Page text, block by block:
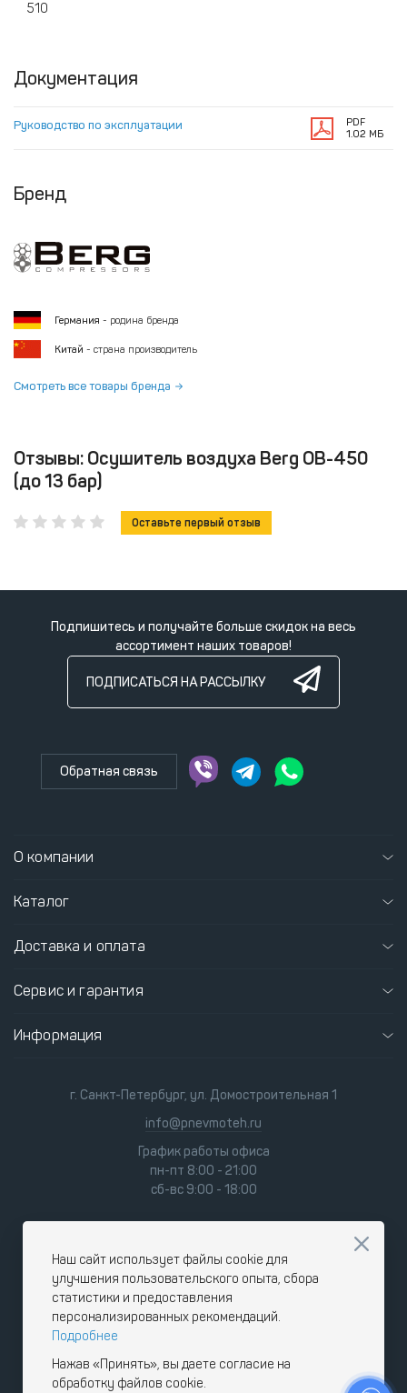
510
Документация
Руководство по эксплуатации
PDF
1.02 МБ
Бренд
Германия - родина бренда
Китай - страна производитель
Смотреть все товары бренда
Отзывы: Осушитель воздуха Berg ОВ-450
(до 13 бар)
Оставьте первый отзыв
Подпишитесь и получайте больше скидок на весь
ассортимент наших товаров!
ПОДПИСАТЬСЯ НА РАССЫЛКУ
Обратная связь
О компании
Каталог
Доставка и оплата
Сервис и гарантия
Информация
г. Санкт-Петербург, ул. Домостроительная 1
info@pnevmoteh.ru
График работы офиса
пн-пт 8:00 - 21:00
сб-вс 9:00 - 18:00
Наш сайт использует файлы cookie для
улучшения пользовательского опыта, сбора
статистики и предоставления
персонализированных рекомендаций.
Подробнее
Нажав «Принять», вы даете согласие на
обработку файлов cookie.